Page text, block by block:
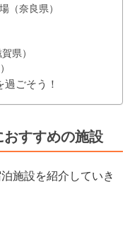
（奈良県）
県）
ごそう！
おすすめの施設
施設を紹介していき